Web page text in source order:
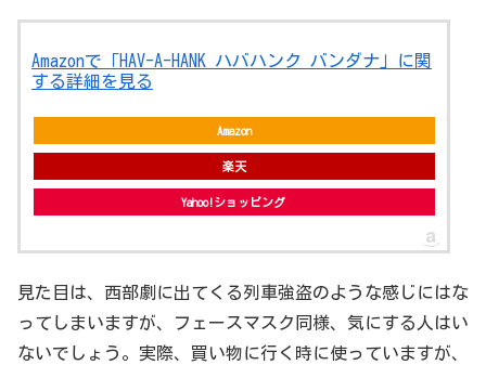
Amazonで「HAV-A-HANK ハバハンク バンダナ」に関
する詳細を見る
Amazon
楽天
Yahoo!ショッピング
見た目は、西部劇に出てくる列車強盗のような感じにはな
ってしまいますが、フェースマスク同様、気にする人はい
ないでしょう。実際、買い物に行く時に使っていますが、